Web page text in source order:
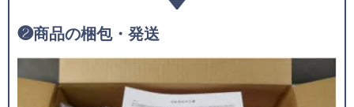
❷商品の梱包・発送